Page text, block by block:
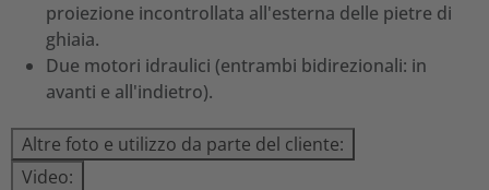
proiezione incontrollata all'esterna delle pietre di
ghiaia.
Due motori idraulici (entrambi bidirezionali: in
avanti e all'indietro).
Altre foto e utilizzo da parte del cliente:
Video: